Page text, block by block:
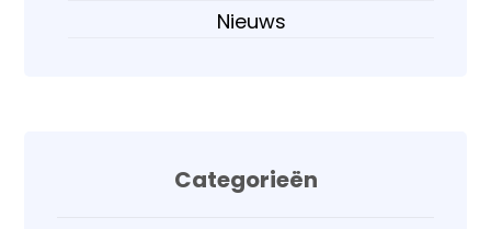
Nieuws
Categorieën